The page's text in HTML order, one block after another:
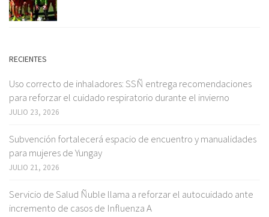
RECIENTES
Uso correcto de inhaladores: SSÑ entrega recomendaciones
para reforzar el cuidado respiratorio durante el invierno
JULIO 23, 2026
Subvención fortalecerá espacio de encuentro y manualidades
para mujeres de Yungay
JULIO 21, 2026
Servicio de Salud Ñuble llama a reforzar el autocuidado ante
incremento de casos de Influenza A